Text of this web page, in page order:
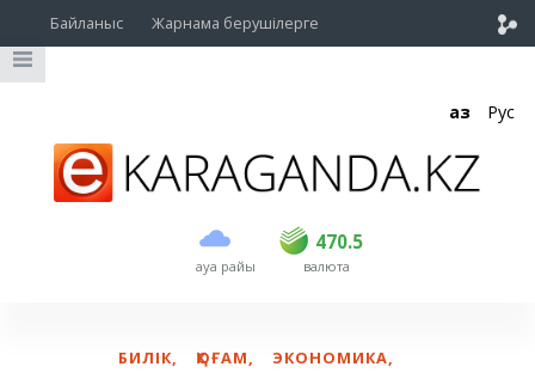
Байланыс Жарнама берушілерге
Қаз Рус
ауа райы
470.5
USD 469.5 470.5
EUR валюта
БИЛІК, ҚОҒАМ, ЭКОНОМИКА,